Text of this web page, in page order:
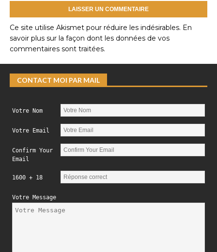
Ce site utilise Akismet pour réduire les indésirables. En
savoir plus sur la façon dont les données de vos
commentaires sont traitées.
CONTACT MOI PAR MAIL
Votre Nom
Votre Email
Confirm Your
Email
1600 + 18
Votre Message